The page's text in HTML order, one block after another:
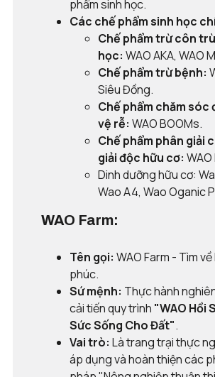
phẩm sinh học.
Các chế phẩm sinh học
Chế phẩm trừ côn
học: WAO AKA, WAO
Chế phẩm trừ bệnh:
Siêu Đồng.
Chế phẩm chăm sóc
vệ rễ: WAO BOOMs.
Chế phẩm phân giải
giải độc hữu cơ:
Dinh dưỡng hữu cơ:
Wao A4, Wao Oganic
WAO Farm:
Tên gọi: WAO Farm - Tìm
phúc.
Sứ mệnh: Thực hành
cải tiến quy trình "WAO Hồi
Sức Sống Cho Đất".
Vai trò: Là trang trại thực
áp dụng và hoàn thiện các